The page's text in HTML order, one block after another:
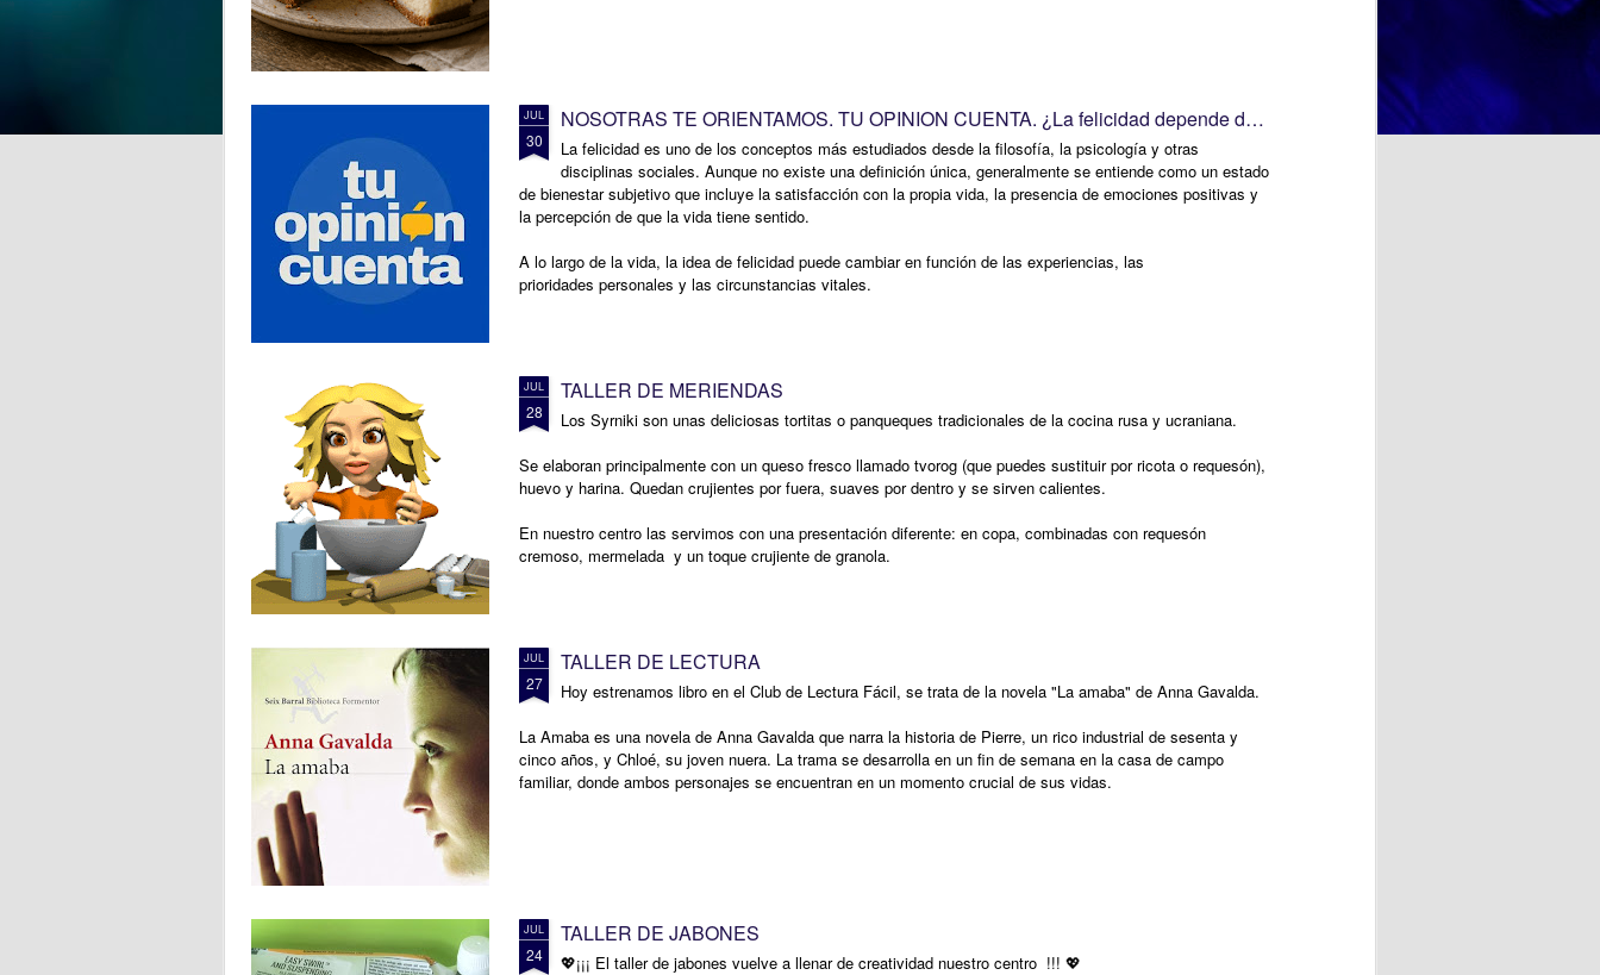
JUL
30
NOSOTRAS TE ORIENTAMOS. TU OPINION CUENTA. ¿La felicidad depende de uno mismo?
La felicidad es uno de los conceptos más estudiados desde la filosofía, la psicología y otras
disciplinas sociales. Aunque no existe una definición única, generalmente se entiende como un estado
de bienestar subjetivo que incluye la satisfacción con la propia vida, la presencia de emociones positivas y
la percepción de que la vida tiene sentido.
A lo largo de la vida, la idea de felicidad puede cambiar en función de las experiencias, las
prioridades personales y las circunstancias vitales.
JUL
28
TALLER DE MERIENDAS
Los Syrniki son unas deliciosas tortitas o panqueques tradicionales de la cocina rusa y ucraniana.
Se elaboran principalmente con un queso fresco llamado tvorog (que puedes sustituir por ricota o requesón),
huevo y harina. Quedan crujientes por fuera, suaves por dentro y se sirven calientes.
En nuestro centro las servimos con una presentación diferente: en copa, combinadas con requesón
cremoso, mermelada y un toque crujiente de granola.
JUL
27
TALLER DE LECTURA
Hoy estrenamos libro en el Club de Lectura Fácil, se trata de la novela "La amaba" de Anna Gavalda.
La Amaba es una novela de Anna Gavalda que narra la historia de Pierre, un rico industrial de sesenta y
cinco años, y Chloé, su joven nuera. La trama se desarrolla en un fin de semana en la casa de campo
familiar, donde ambos personajes se encuentran en un momento crucial de sus vidas.
JUL
24
TALLER DE JABONES
💖¡¡¡ El taller de jabones vuelve a llenar de creatividad nuestro centro !!! 💖